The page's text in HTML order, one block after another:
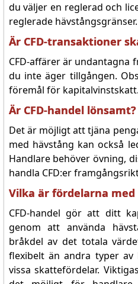
du väljer en reglerad och
reglerade hävstångsgränser.
Är CFD-transaktioner
CFD-affärer är undantagna
du inte äger tillgången.
föremål för kapitalvinstskatt.
Är CFD-handel lönsamt?
Det är möjligt att tjäna
med hävstång kan också
Handlare behöver övning,
handla CFD:er
Vilka är fördelarna med
CFD-handel gör att ditt
genom att använda
bråkdel av det totala
flexibelt än andra typer
vissa skattefördelar.